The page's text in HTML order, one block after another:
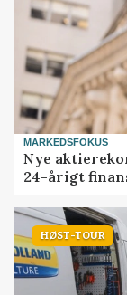
MARKEDSFOKUS
Nye
24-årigt
HØST-TOUR